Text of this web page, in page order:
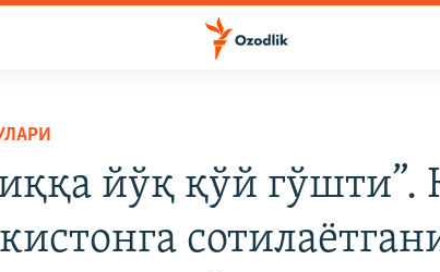
йўқ қўй гўшти”.